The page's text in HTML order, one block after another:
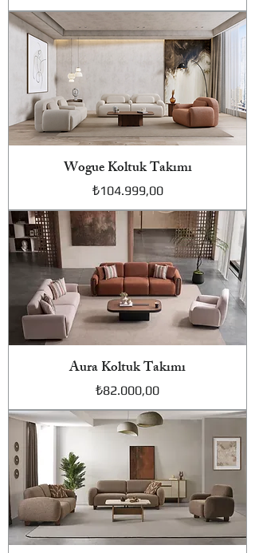
Wogue Koltuk Takımı
Fiyat
₺104.999,00
Aura Koltuk Takımı
Fiyat
₺82.000,00